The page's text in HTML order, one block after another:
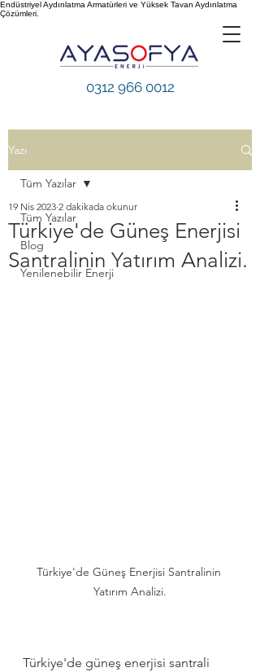
Endüstriyel Aydınlatma Armatürleri ve Yüksek Tavan Aydınlatma
Çözümleri.
0312 966 0012
Yazı
Tüm Yazılar
Blog
Yenilenebilir Enerji
Tüm Yazılar
Türkiye'de Güneş Enerjisi
Santralinin Yatırım Analizi.
19 Nis 2023 2 dakikada okunur
Türkiye'de Güneş Enerjisi Santralinin
Yatırım Analizi.
Türkiye'de güneş enerjisi santrali